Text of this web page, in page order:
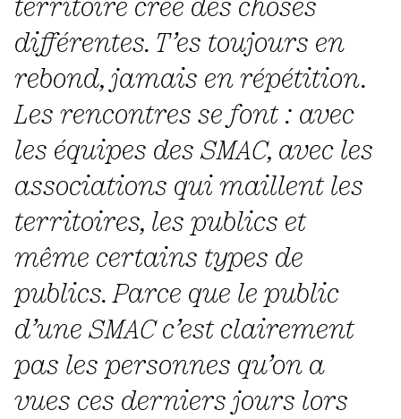
différentes. T’es toujours en
rebond, jamais en répétition.
Les rencontres se font : avec
les équipes des SMAC, avec les
associations qui maillent les
territoires, les publics et
même certains types de
publics. Parce que le public
d’une SMAC c’est clairement
pas les personnes qu’on a
vues ces derniers jours lors